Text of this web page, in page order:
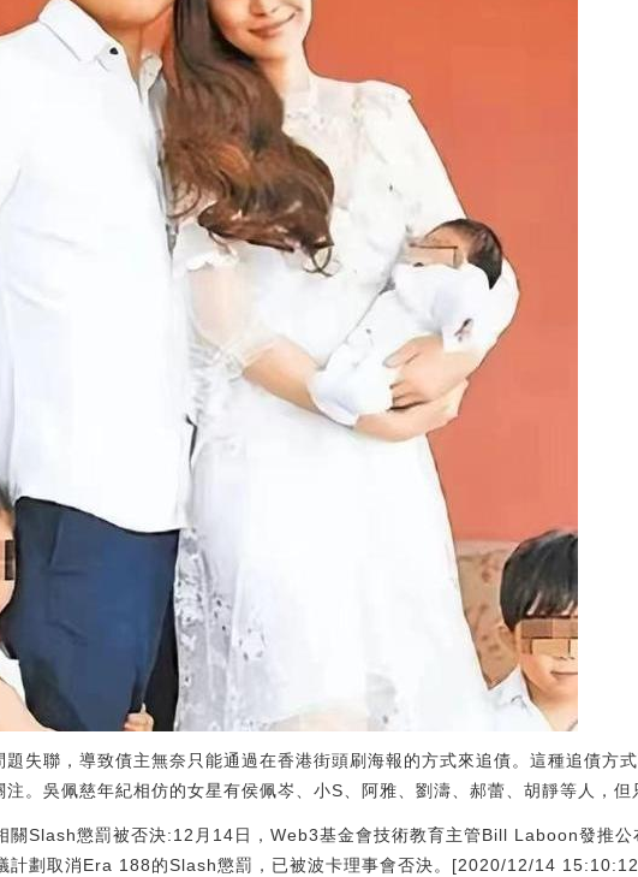
失聯，導致債主無奈只能通過在香港街頭刷海報的方式來追債。這種追債方
。吳佩慈年紀相仿的女星有侯佩岑、小S、阿雅、劉濤、郝蕾、胡靜等人，但
關Slash懲罰被否決:12月14日，Web3基金會技術教育主管Bill Laboon發推公
計劃取消Era 188的Slash懲罰，已被波卡理事會否決。[2020/12/14